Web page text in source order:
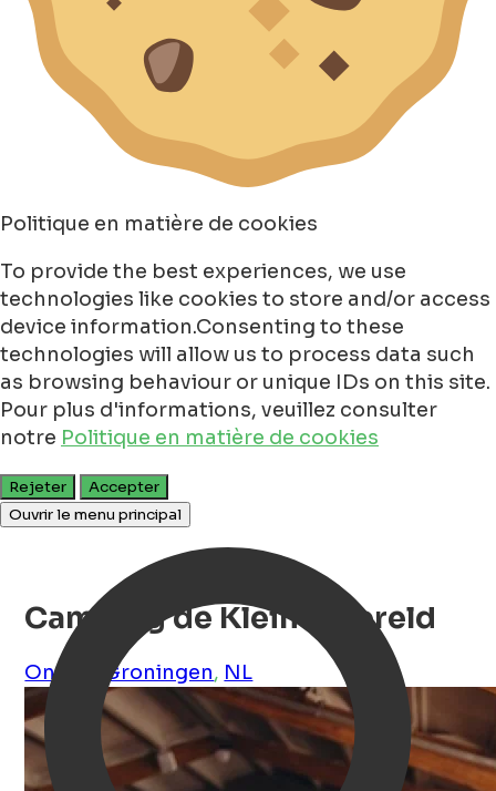
Politique en matière de cookies
To provide the best experiences, we use
technologies like cookies to store and/or access
device information.Consenting to these
technologies will allow us to process data such
as browsing behaviour or unique IDs on this site.
Pour plus d'informations, veuillez consulter
notre Politique en matière de cookies
Rejeter
Accepter
Ouvrir le menu principal
Camping de Kleine Wereld
Onnen Groningen, NL